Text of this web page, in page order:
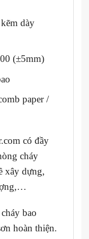
dày
(±5mm)
paper /
có đầy
cháy
xây dựng,
bao
hoàn thiện.